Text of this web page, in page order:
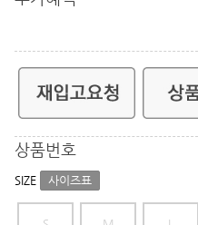
상품번호
SIZE 사이즈표